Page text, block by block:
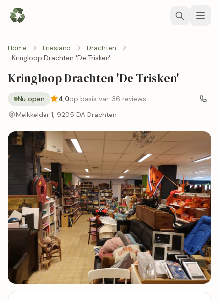
Home Friesland
Drachten
Kringloop Drachten 'De Trisken'
Kringloop Drachten 'De Trisken'
Nu open 4,0op basis van 36 reviews
Melkkelder 1, 9205 DA Drachten